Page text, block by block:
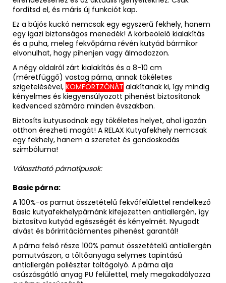
fordítsd el, és máris új funkciót kap.
Ez a bújós kuckó nemcsak egy egyszerű fekhely, hanem
egy igazi biztonságos menedék! A körbeölelő kialakítás
és a puha, meleg fekvőpárna révén kutyád bármikor
elvonulhat, hogy pihenjen vagy álmodozzon.
A négy oldalról zárt kialakítás és a 8-10 cm
(méretfüggő) vastag párna, annak tökéletes
szigetelésével, KOMFORTZÓNÁT alakítanak ki, így mindig
kényelmes és kiegyensúlyozott pihenést biztosítanak
kedvenced számára minden évszakban.
Biztosíts kutyusodnak egy tökéletes helyet, ahol igazán
otthon érezheti magát! A RELAX Kutyafekhely nemcsak
egy fekhely, hanem a szeretet és gondoskodás
szimbóluma!
Választható párnatípusok:
Basic párna:
A 100%-os pamut összetételű fekvőfelülettel rendelkező
Basic kutyafekhelypárnánk kifejezetten antiallergén, így
biztosítva kutyád egészségét és kényelmét. Nyugodt
alvást és bőrirritációmentes pihenést garantál!
A párna felső része 100% pamut összetételű antiallergén
pamutvászon, a töltőanyaga selymes tapintású
antiallergén poliészter töltőgolyó. A párna alja
csúszásgátló anyag PU felülettel, mely megakadályozza